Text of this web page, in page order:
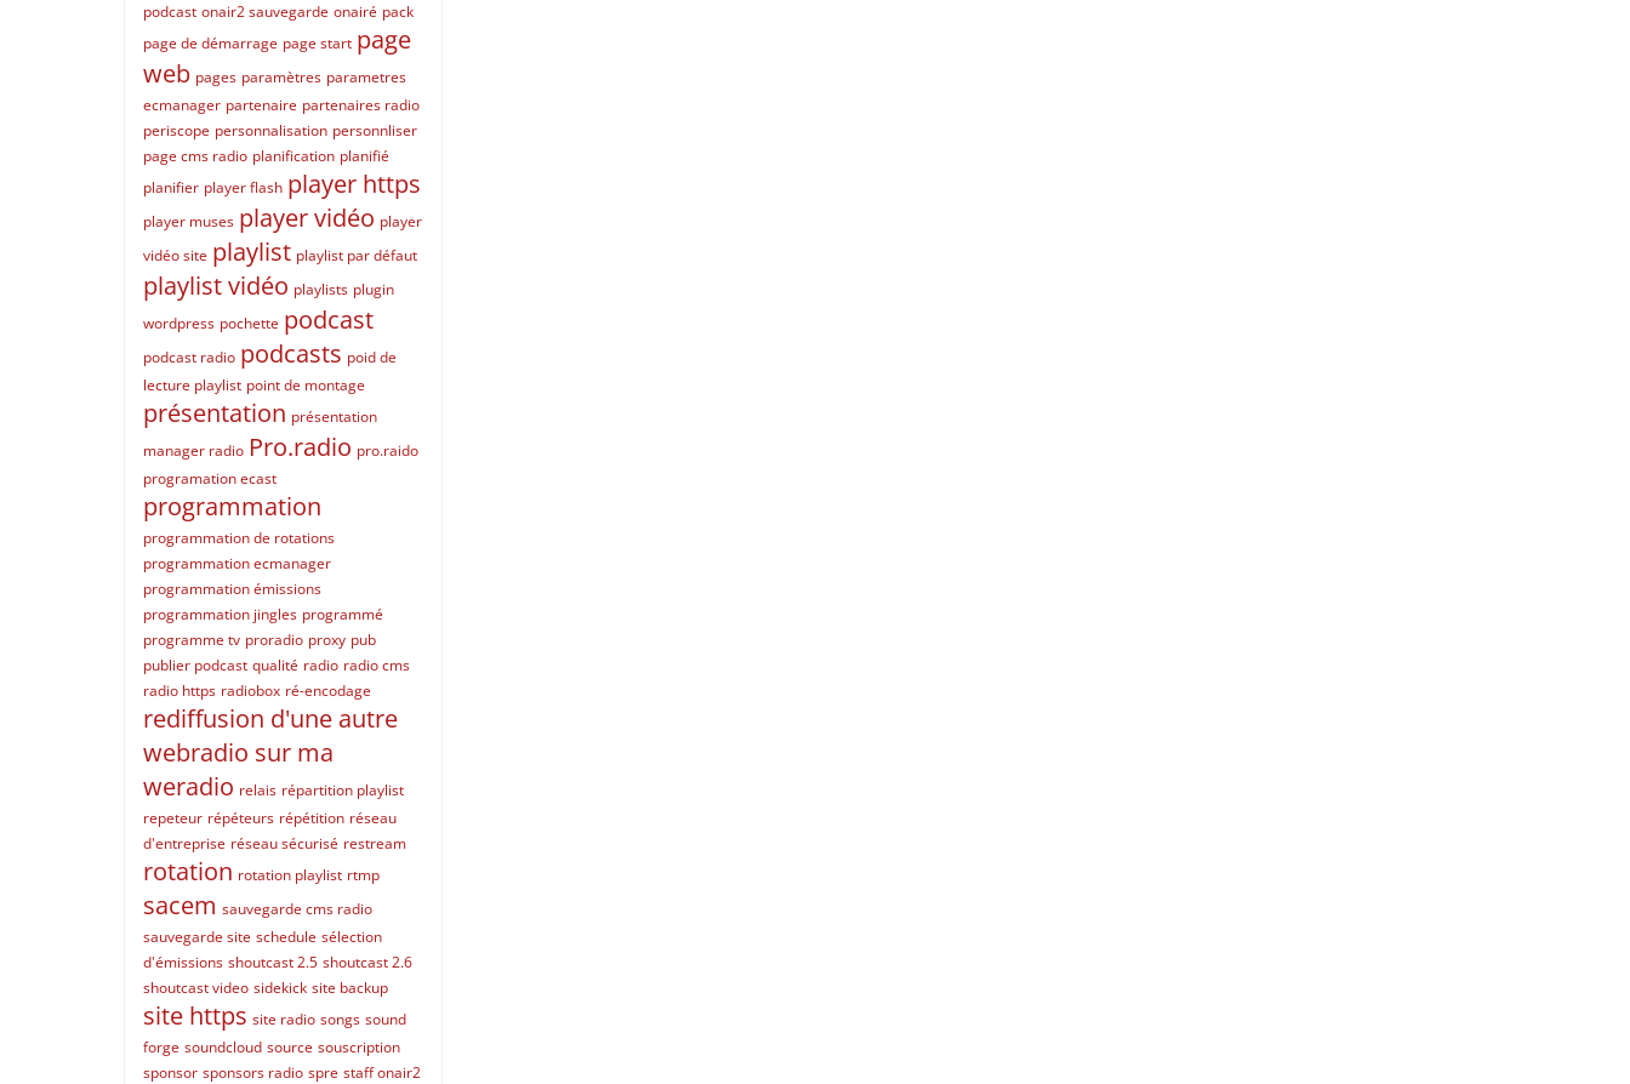
podcast onair2 sauvegarde onairé pack
page de démarrage page start page
web pages paramètres parametres
ecmanager partenaire partenaires radio
periscope personnalisation personnliser
page cms radio planification planifié
planifier player flash player https
player muses player vidéo player
vidéo site playlist playlist par défaut
playlist vidéo playlists plugin
wordpress pochette podcast
podcast radio podcasts poid de
lecture playlist point de montage
présentation présentation
manager radio Pro.radio pro.raido
programation ecast
programmation
programmation de rotations
programmation ecmanager
programmation émissions
programmation jingles programmé
programme tv proradio proxy pub
publier podcast qualité radio radio cms
radio https radiobox ré-encodage
rediffusion d'une autre
webradio sur ma
weradio relais répartition playlist
repeteur répéteurs répétition réseau
d'entreprise réseau sécurisé restream
rotation rotation playlist rtmp
sacem sauvegarde cms radio
sauvegarde site schedule sélection
d'émissions shoutcast 2.5 shoutcast 2.6
shoutcast video sidekick site backup
site https site radio songs sound
forge soundcloud source souscription
sponsor sponsors radio spre staff onair2